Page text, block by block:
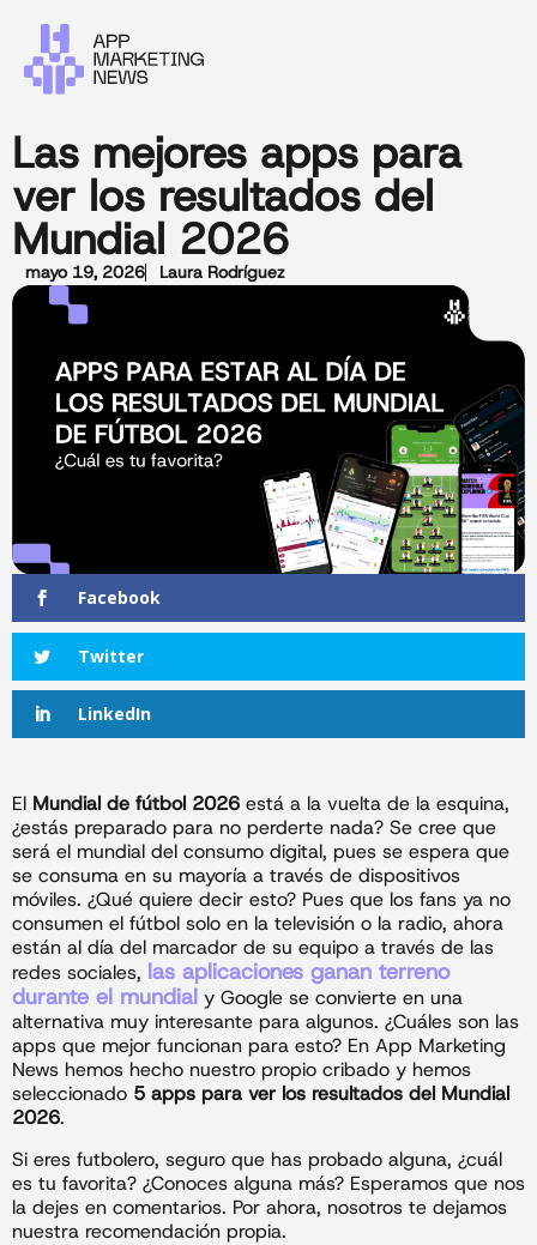
Las mejores apps para
ver los resultados del
Mundial 2026
mayo 19, 2026 Laura Rodríguez
Facebook
Twitter
LinkedIn
El Mundial de fútbol 2026 está a la vuelta de la esquina,
¿estás preparado para no perderte nada? Se cree que
será el mundial del consumo digital, pues se espera que
se consuma en su mayoría a través de dispositivos
móviles. ¿Qué quiere decir esto? Pues que los fans ya no
consumen el fútbol solo en la televisión o la radio, ahora
están al día del marcador de su equipo a través de las
redes sociales, las aplicaciones ganan terreno
durante el mundial y Google se convierte en una
alternativa muy interesante para algunos. ¿Cuáles son las
apps que mejor funcionan para esto? En App Marketing
News hemos hecho nuestro propio cribado y hemos
seleccionado 5 apps para ver los resultados del Mundial
2026.
Si eres futbolero, seguro que has probado alguna, ¿cuál
es tu favorita? ¿Conoces alguna más? Esperamos que nos
la dejes en comentarios. Por ahora, nosotros te dejamos
nuestra recomendación propia.